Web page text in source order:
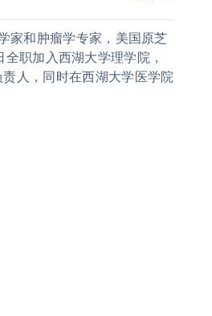
家和肿瘤学专家，美国原芝
职加入西湖大学理学院，
人，同时在西湖大学医学院